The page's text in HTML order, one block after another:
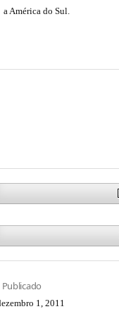
a América do Sul.
Publicado
1, 2011